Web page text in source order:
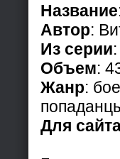
Название
Автор:
Из серии
Объем:
Жанр:
Для